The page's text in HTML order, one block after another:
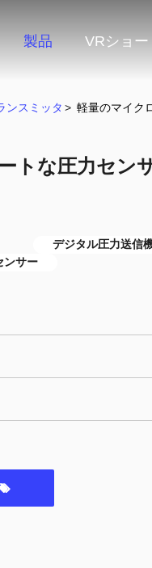
製品 VRショー
ンスミッタ > 軽量のマイク
トな圧力セン
デジタル圧力送信
ンサー